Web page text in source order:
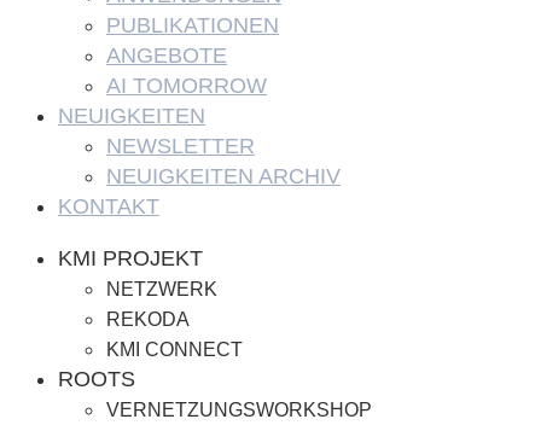
PUBLIKATIONEN
ANGEBOTE
AI TOMORROW
NEUIGKEITEN
NEWSLETTER
NEUIGKEITEN ARCHIV
KONTAKT
KMI PROJEKT
NETZWERK
REKODA
KMI CONNECT
ROOTS
VERNETZUNGSWORKSHOP